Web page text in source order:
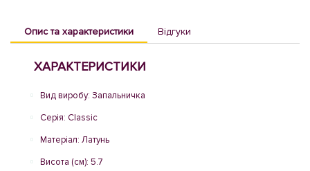
Опис та характеристики Відгуки
ХАРАКТЕРИСТИКИ
Вид виробу: Запальничка
Серія: Classic
Матеріал: Латунь
Висота (см): 5.7